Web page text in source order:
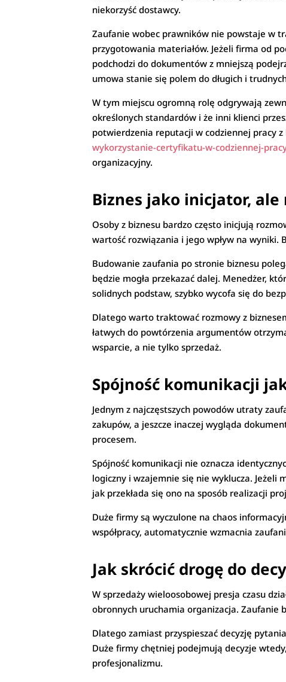
niekorzyść dostawcy.
Zaufanie wobec prawników nie powstaje w
przygotowania materiałów. Jeżeli firma od
podchodzi do dokumentów z mniejszą
umowa stanie się polem do długich i
W tym miejscu ogromną rolę odgrywają
określonych standardów i że inni klienci
potwierdzenia reputacji w codziennej pracy
wykorzystanie-certyfikatu-w-codziennej-
organizacyjny.
Biznes jako inicjator,
Osoby z biznesu bardzo często inicjują
wartość rozwiązania i jego wpływ na wyniki.
Budowanie zaufania po stronie biznesu
będzie mogła przekazać dalej. Menedżer,
solidnych podstaw, szybko wycofa się do
Dlatego warto traktować rozmowy z
łatwych do powtórzenia argumentów
wsparcie, a nie tylko sprzedaż.
Spójność komunikacji
Jednym z najczęstszych powodów utraty
zakupów, a jeszcze inaczej wygląda
procesem.
Spójność komunikacji nie oznacza
logiczny i wzajemnie się nie wyklucza. Jeżeli
jak przekłada się ono na sposób realizacji
Duże firmy są wyczulone na chaos
współpracy, automatycznie wzmacnia
Jak skrócić drogę do
W sprzedaży wieloosobowej presja czasu
obronnych uruchamia organizacja. Zaufanie
Dlatego zamiast przyspieszać decyzję
Duże firmy chętniej podejmują decyzje
profesjonalizmu.